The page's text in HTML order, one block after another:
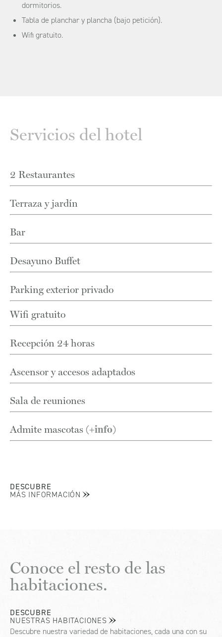
dormitorios.
Tabla de planchar y plancha (bajo petición).
Wifi gratuito.
Servicios del hotel
2 Restaurantes
Terraza y jardín
Bar
Desayuno Buffet
Parking exterior privado
Wifi gratuito
Recepción 24 horas
Ascensor y accesos adaptados
Sala de reuniones
Admite mascotas (+info)
DESCUBRE
MÁS INFORMACIÓN
Conoce el resto de las
habitaciones.
DESCUBRE
NUESTRAS HABITACIONES
Descubre nuestra variedad de habitaciones, cada una con su